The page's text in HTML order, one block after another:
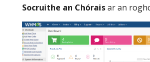
Socruithe an Chóraisar an